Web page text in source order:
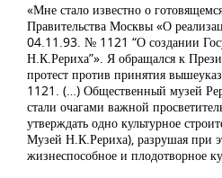
«Мне стало известно о
Правительства Москвы «О
04.11.93. № 1121 “О создании
Н.К.Рериха”». Я обращался к
протест против принятия
1121. (…) Общественный музей
стали очагами важной
утверждать одно культурное
Музей Н.К.Рериха), разрушая при
жизнеспособное и плодотворное